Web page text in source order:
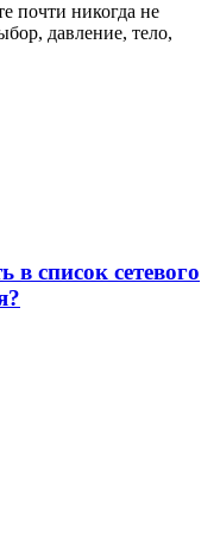
почти никогда не
давление, тело,
список сетевого